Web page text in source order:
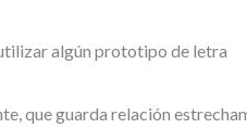
algún prototipo de letra
que guarda relación